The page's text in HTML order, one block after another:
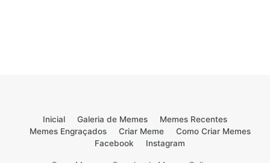
Inicial Galeria de Memes
Memes Recentes
Memes Engraçados
Criar Meme
Como Criar Memes
Facebook
Instagram